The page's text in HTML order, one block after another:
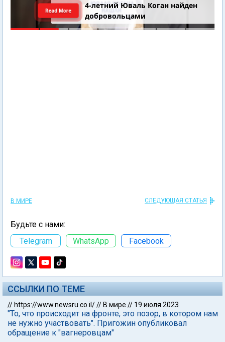
4-летний Юваль Коган найден
добровольцами
Read More
В МИРЕ СЛЕДУЮЩАЯ СТАТЬЯ
Будьте с нами:
Telegram
WhatsApp Facebook
ССЫЛКИ ПО ТЕМЕ
// https://www.newsru.co.il/// В мире // 19 июля 2023
"То, что происходит на фронте, это позор, в котором нам
не нужно участвовать". Пригожин опубликовал
обращение к "вагнеровцам"